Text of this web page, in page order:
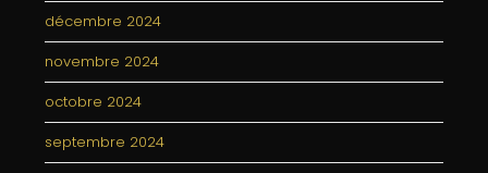
décembre 2024
novembre 2024
octobre 2024
septembre 2024